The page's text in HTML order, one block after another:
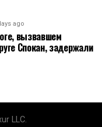
ago
вызвавшем
Спокан, задержали
LLC.